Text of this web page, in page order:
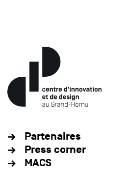
Partenaires
Press corner
MACS